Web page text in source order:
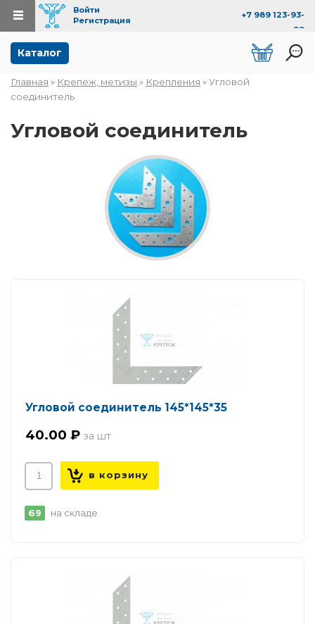
Перейти к основному содержанию
+7 989 123-93-
99
Войти
Регистрация
Каталог
Вы здесь
Главная » Крепеж, метизы » Крепления » Угловой
соединитель
Угловой соединитель
Угловой соединитель 145*145*35
40.00 ₽
69 на складе